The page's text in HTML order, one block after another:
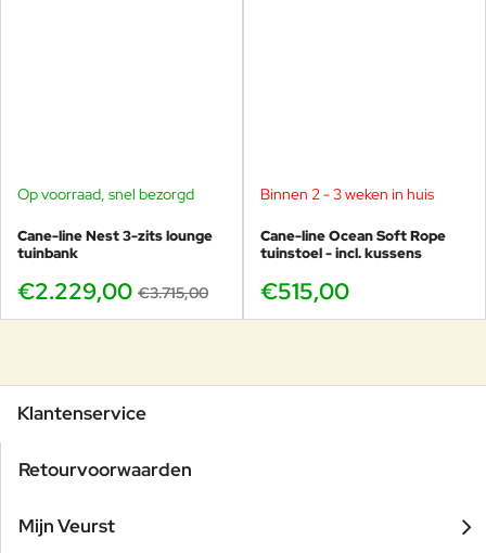
-40%
Op voorraad, snel bezorgd
Cane-line Nest 3-zits lounge
tuinbank
€2.229,00 €3.715,00
Binnen 2 - 3 weken in huis
Cane-line Ocean Soft Rope
tuinstoel - incl. kussens
€515,00
Klantenservice
Retourvoorwaarden
Mijn Veurst